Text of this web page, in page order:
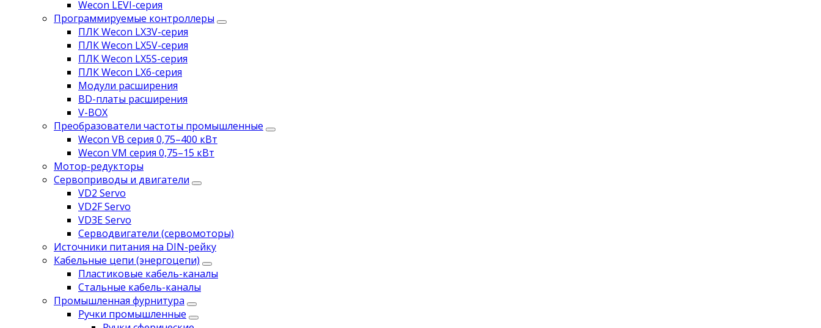
Wecon LEVI-серия
Программируемые контроллеры
ПЛК Wecon LX3V-серия
ПЛК Wecon LX5V-серия
ПЛК Wecon LX5S-серия
ПЛК Wecon LX6-серия
Модули расширения
BD-платы расширения
V-BOX
Преобразователи частоты промышленные
Wecon VB серия 0,75–400 кВт
Wecon VM серия 0,75–15 кВт
Мотор-редукторы
Сервоприводы и двигатели
VD2 Servo
VD2F Servo
VD3E Servo
Серводвигатели (сервомоторы)
Источники питания на DIN-рейку
Кабельные цепи (энергоцепи)
Пластиковые кабель-каналы
Стальные кабель-каналы
Промышленная фурнитура
Ручки промышленные